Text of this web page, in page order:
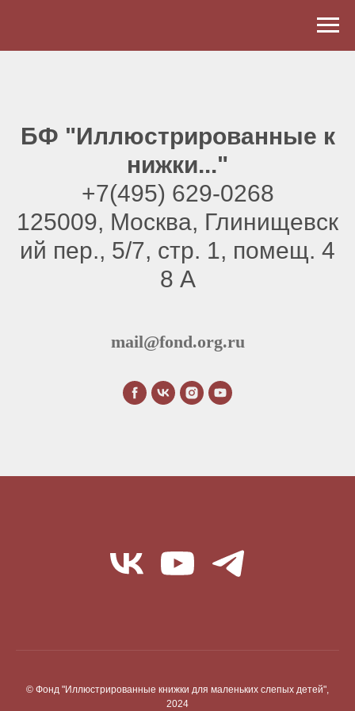
БФ "Иллюстрированные к
нижки..."
+7(495) 629-0268
125009, Москва, Глинищевск
ий пер., 5/7, стр. 1, помещ. 4
8 А
mail@fond.org.ru
© Фонд "Иллюстрированные книжки для маленьких слепых детей",
2024